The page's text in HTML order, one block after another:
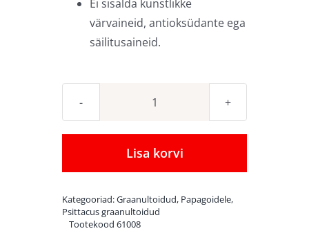
Ei sisalda kunstlikke
värvaineid, antioksüdante ega
säilitusaineid.
Graanultoit
Mini
450
kogus
Lisa korvi
Kategooriad:Graanultoidud, Papagoidele,
Psittacus graanultoidud
Tootekood 61008